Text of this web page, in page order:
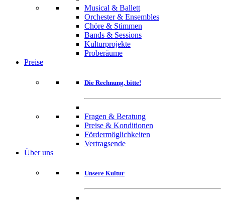
Musical & Ballett
Orchester & Ensembles
Chöre & Stimmen
Bands & Sessions
Kulturprojekte
Proberäume
Preise
Die Rechnung, bitte!
Fragen & Beratung
Preise & Konditionen
Fördermöglichkeiten
Vertragsende
Über uns
Unsere Kultur